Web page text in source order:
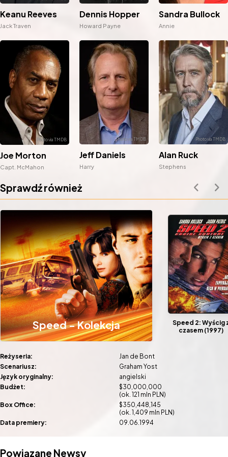
Keanu Reeves
Jack Traven
Dennis Hopper
Howard Payne
Sandra Bullock
Annie
Joe Morton
Capt. McMahon
Jeff Daniels
Harry
Alan Ruck
Stephens
Sprawdź również
Speed - Kolekcja
Speed 2: Wyścig
czasem (1997)
Reżyseria:
Jan de Bont
Scenariusz:
Graham Yost
Język oryginalny:
angielski
Budżet:
$30,000,000
(ok. 121 mln PLN)
Box Office:
$350,448,145
(ok. 1,409 mln PLN)
Data premiery:
09.06.1994
Powiązane Newsy